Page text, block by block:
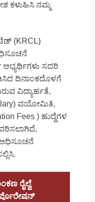
ಕಳುಹಿಸಿ ನಮ್ಮ
(KRCL)
ಅಭ್ಯರ್ಥಿಗಳು ಸದರಿ
ದಿನಾಂಕದೊಳಗೆ
ವಿದ್ಯಾರ್ಹತೆ,
ವಯೋಮಿತಿ,
Fees ) ಹುದ್ದೆಗಳ
ಅಧಿಸೂಚನೆ
ರೈಲ್ವೆ